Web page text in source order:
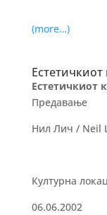
(more…)
Естетичкиот
Предавање
Нил Лич / Neil
Културна
06.06.2002